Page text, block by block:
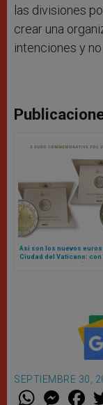
las divisiones
crear una
intenciones y
Así son los nuevos euros
Ciudad del Vaticano: con
imagen de Miguel Ángel y
SEPTIEMBRE 30,
W M F